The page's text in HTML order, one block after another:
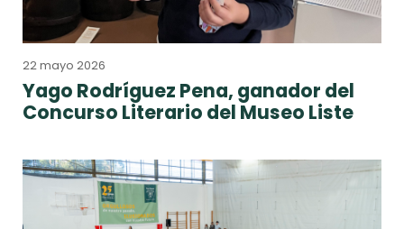
22 mayo 2026
Yago Rodríguez Pena, ganador del
Concurso Literario del Museo Liste